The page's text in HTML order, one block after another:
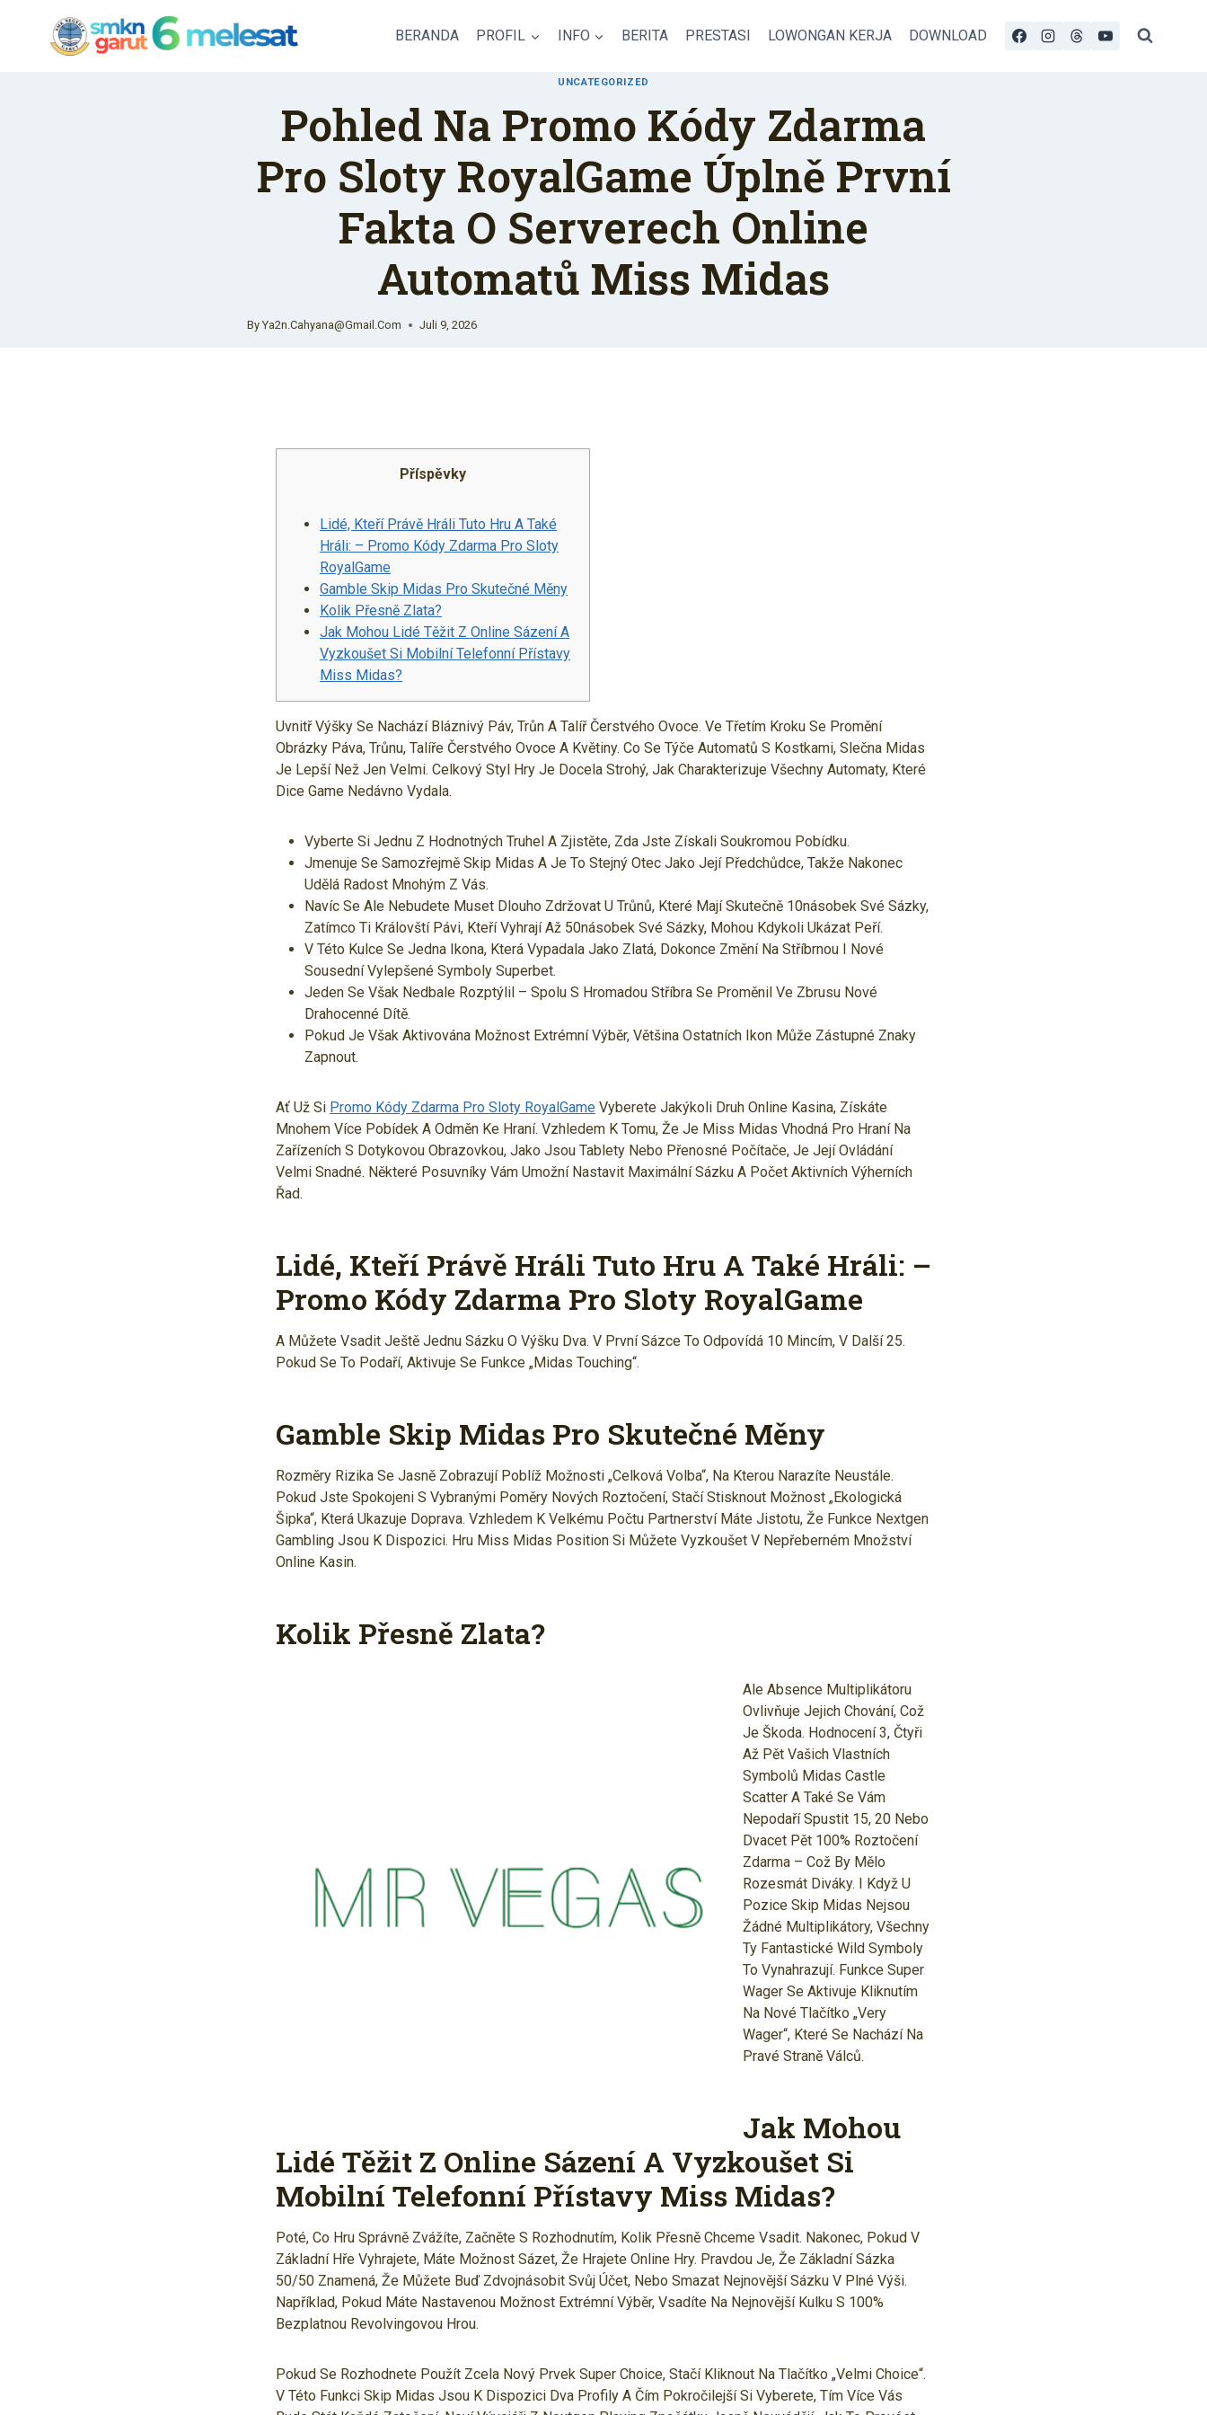
BERANDA PROFIL INFO BERITA PRESTASI LOWONGAN KERJA DOWNLOAD
UNCATEGORIZED
Pohled Na Promo Kódy Zdarma
Pro Sloty RoyalGame Úplně První
Fakta O Serverech Online
Automatů Miss Midas
By Ya2n.cahyana@gmail.com Juli 9, 2026
Příspěvky
Lidé, Kteří Právě Hráli Tuto Hru A Také
Hráli: – Promo Kódy Zdarma Pro Sloty
RoyalGame
Gamble Skip Midas Pro Skutečné Měny
Kolik Přesně Zlata?
Jak Mohou Lidé Těžit Z Online Sázení A
Vyzkoušet Si Mobilní Telefonní Přístavy
Miss Midas?
Uvnitř Výšky Se Nachází Bláznivý Páv, Trůn A Talíř Čerstvého Ovoce. Ve Třetím Kroku Se Promění
Obrázky Páva, Trůnu, Talíře Čerstvého Ovoce A Květiny. Co Se Týče Automatů S Kostkami, Slečna Midas
Je Lepší Než Jen Velmi. Celkový Styl Hry Je Docela Strohý, Jak Charakterizuje Všechny Automaty, Které
Dice Game Nedávno Vydala.
Vyberte Si Jednu Z Hodnotných Truhel A Zjistěte, Zda Jste Získali Soukromou Pobídku.
Jmenuje Se Samozřejmě Skip Midas A Je To Stejný Otec Jako Její Předchůdce, Takže Nakonec
Udělá Radost Mnohým Z Vás.
Navíc Se Ale Nebudete Muset Dlouho Zdržovat U Trůnů, Které Mají Skutečně 10násobek Své Sázky,
Zatímco Ti Královští Pávi, Kteří Vyhrají Až 50násobek Své Sázky, Mohou Kdykoli Ukázat Peří.
V Této Kulce Se Jedna Ikona, Která Vypadala Jako Zlatá, Dokonce Změní Na Stříbrnou I Nové
Sousední Vylepšené Symboly Superbet.
Jeden Se Však Nedbale Rozptýlil – Spolu S Hromadou Stříbra Se Proměnil Ve Zbrusu Nové
Drahocenné Dítě.
Pokud Je Však Aktivována Možnost Extrémní Výběr, Většina Ostatních Ikon Může Zástupné Znaky
Zapnout.
Ať Už Si Promo Kódy Zdarma Pro Sloty RoyalGame Vyberete Jakýkoli Druh Online Kasina, Získáte
Mnohem Více Pobídek A Odměn Ke Hraní. Vzhledem K Tomu, Že Je Miss Midas Vhodná Pro Hraní Na
Zařízeních S Dotykovou Obrazovkou, Jako Jsou Tablety Nebo Přenosné Počítače, Je Její Ovládání
Velmi Snadné. Některé Posuvníky Vám Umožní Nastavit Maximální Sázku A Počet Aktivních Výherních
Řad.
Lidé, Kteří Právě Hráli Tuto Hru A Také Hráli: –
Promo Kódy Zdarma Pro Sloty RoyalGame
A Můžete Vsadit Ještě Jednu Sázku O Výšku Dva. V První Sázce To Odpovídá 10 Mincím, V Další 25.
Pokud Se To Podaří, Aktivuje Se Funkce „Midas Touching“.
Gamble Skip Midas Pro Skutečné Měny
Rozměry Rizika Se Jasně Zobrazují Poblíž Možnosti „Celková Volba“, Na Kterou Narazíte Neustále.
Pokud Jste Spokojeni S Vybranými Poměry Nových Roztočení, Stačí Stisknout Možnost „Ekologická
Šipka“, Která Ukazuje Doprava. Vzhledem K Velkému Počtu Partnerství Máte Jistotu, Že Funkce Nextgen
Gambling Jsou K Dispozici. Hru Miss Midas Position Si Můžete Vyzkoušet V Nepřeberném Množství
Online Kasin.
Kolik Přesně Zlata?
Ale Absence Multiplikátoru
Ovlivňuje Jejich Chování, Což
Je Škoda. Hodnocení 3, Čtyři
Až Pět Vašich Vlastních
Symbolů Midas Castle
Scatter A Také Se Vám
Nepodaří Spustit 15, 20 Nebo
Dvacet Pět 100% Roztočení
Zdarma – Což By Mělo
Rozesmát Diváky. I Když U
Pozice Skip Midas Nejsou
Žádné Multiplikátory, Všechny
Ty Fantastické Wild Symboly
To Vynahrazují. Funkce Super
Wager Se Aktivuje Kliknutím
Na Nové Tlačítko „Very
Wager“, Které Se Nachází Na
Pravé Straně Válců.
Jak Mohou
Lidé Těžit Z Online Sázení A Vyzkoušet Si
Mobilní Telefonní Přístavy Miss Midas?
Poté, Co Hru Správně Zvážíte, Začněte S Rozhodnutím, Kolik Přesně Chceme Vsadit. Nakonec, Pokud V
Základní Hře Vyhrajete, Máte Možnost Sázet, Že Hrajete Online Hry. Pravdou Je, Že Základní Sázka
50/50 Znamená, Že Můžete Buď Zdvojnásobit Svůj Účet, Nebo Smazat Nejnovější Sázku V Plné Výši.
Například, Pokud Máte Nastavenou Možnost Extrémní Výběr, Vsadíte Na Nejnovější Kulku S 100%
Bezplatnou Revolvingovou Hrou.
Pokud Se Rozhodnete Použít Zcela Nový Prvek Super Choice, Stačí Kliknout Na Tlačítko „Velmi Choice“.
V Této Funkci Skip Midas Jsou K Dispozici Dva Profily A Čím Pokročilejší Si Vyberete, Tím Více Vás